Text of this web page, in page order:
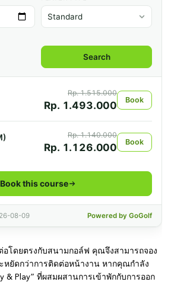
อโดยตรงกับสนามกอล์ฟ คุณจึงสามารถจอง
หยัดกว่าการติดต่อหน้างาน หากคุณกำลัง
& Play” ที่ผสมผสานการเข้าพักกับการออก